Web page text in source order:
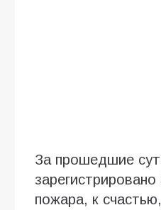
За прошедшие
пожара, к